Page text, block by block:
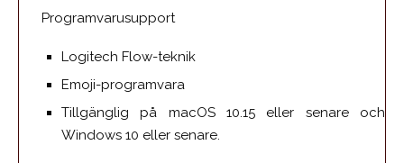
Programvarusupport
Logitech Flow-teknik
Emoji-programvara
Tillgänglig på macOS 10.15 eller senare och
Windows 10 eller senare.